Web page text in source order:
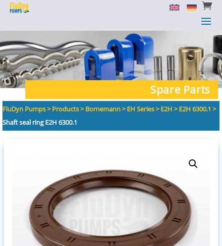

a

a
Spare Parts
FluDyn Pumps>Products>Bornemann>EH Series>E2H >E2H 6300.1 >
Shaft seal ring E2H 6300.1